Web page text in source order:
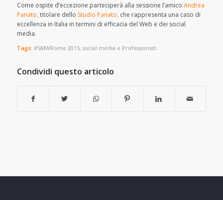
Come ospite d’eccezione parteciperà alla sessione l’amico Andrea
Panato,titolare dello Studio Panato, che rappresenta una caso di
eccellenza in Italia in termini di efficacia del Web e dei social
media.
Tags: #SMWRome 2015, social media e Professionisti
Condividi questo articolo